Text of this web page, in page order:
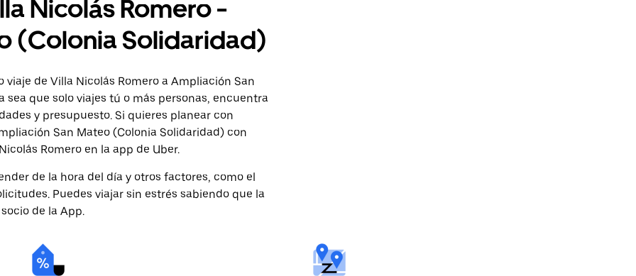
Nicolás Romero -
(Colonia Solidaridad)
de Villa Nicolás Romero a Ampliación San
sea que solo viajes tú o más personas, encuentra
y presupuesto. Si quieres planear con
San Mateo (Colonia Solidaridad) con
Romero en la app de Uber.
de la hora del día y otros factores, como el
Puedes viajar sin estrés sabiendo que la
de la App.